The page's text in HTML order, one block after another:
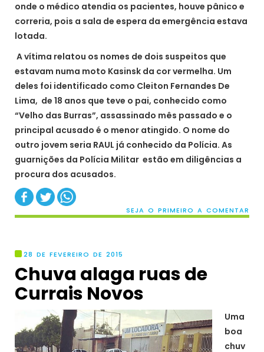
onde o médico atendia os pacientes, houve pânico e
correria, pois a sala de espera da emergência estava
lotada.
A vítima relatou os nomes de dois suspeitos que
estavam numa moto Kasinsk da cor vermelha. Um
deles foi identificado como Cleiton Fernandes De
Lima, de 18 anos que teve o pai, conhecido como
“Velho das Burras”, assassinado mês passado e o
principal acusado é o menor atingido. O nome do
outro jovem seria RAUL já conhecido da Polícia. As
guarnições da Polícia Militar estão em diligências a
procura dos acusados.
SEJA O PRIMEIRO A COMENTAR
28 DE FEVEREIRO DE 2015
Chuva alaga ruas de
Currais Novos
Uma
boa
chuv